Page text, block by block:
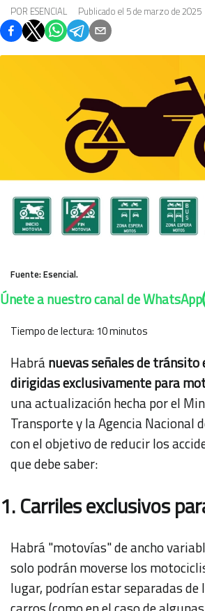
POR ESENCIAL Publicado el 5 de marzo de 2025
Fuente: Esencial.
Únete a nuestro canal de WhatsApp
Tiempo de lectura: 10minutos
Habránuevas señales de tránsito
dirigidas exclusivamente para
una actualización hecha por el
Transporte y la Agencia Nacional
con el objetivo de reducir los
que debe saber:
1. Carriles exclusivos
Habrá "motovías" de ancho
solo podrán moverse los
lugar, podrían estar separadas de